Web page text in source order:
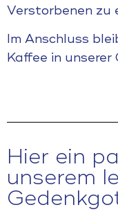
Verstorbenen zu
Im Anschluss
Kaffee in unserer
Hier ein
unserem